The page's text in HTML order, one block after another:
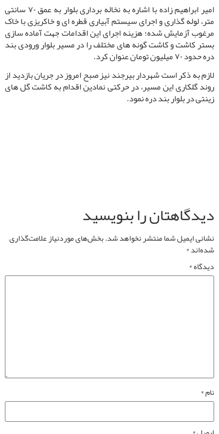
امیر ابراهیم زاده با اشاره به نخاله برداری بلوار به عمق ۷۰ سانتی
متر، لوله گذاری و اجرای سیستم آبیاری قطره ای و خاکریزی با خاک
مرغوب آزمایش شده؛ هزینه اجرای این اقدامات جهت آماده سازی
بستر کاشت و کاشت گونه های مختلف را در مسیر بلوار ورودی بند
دره حدود ۷۰ میلیون تومان عنوان کرد.
لازم به ذکر است شهردار بیرجند نیز صبح امروز در جریان بازدید از
روند گلکاری این مسیر، در حرکتی نمادین اقدام به کاشت گل های
زینتی در بلوار بند دره نمود.
دیدگاهتان را بنویسید
نشانی ایمیل شما منتشر نخواهد شد.بخش‌های موردنیاز علامت‌گذاری
شده‌اند*
دیدگاه*
نام*